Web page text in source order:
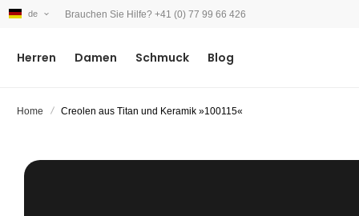
de Brauchen Sie Hilfe? +41 (0) 77 99 66 426
Herren Damen Schmuck Blog
Home Creolen aus Titan und Keramik »100115«
Zum